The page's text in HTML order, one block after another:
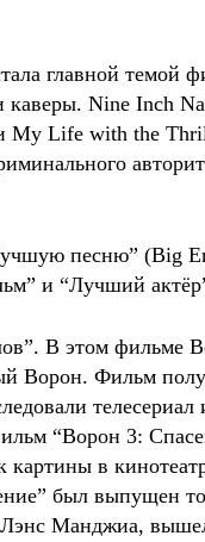
главной темой
каверы. Nine Inch
My Life with the
песню” (Big
и “Лучший
В этом фильме
Ворон. Фильм
“Ворон 3:
в
был выпущен
Манджиа,